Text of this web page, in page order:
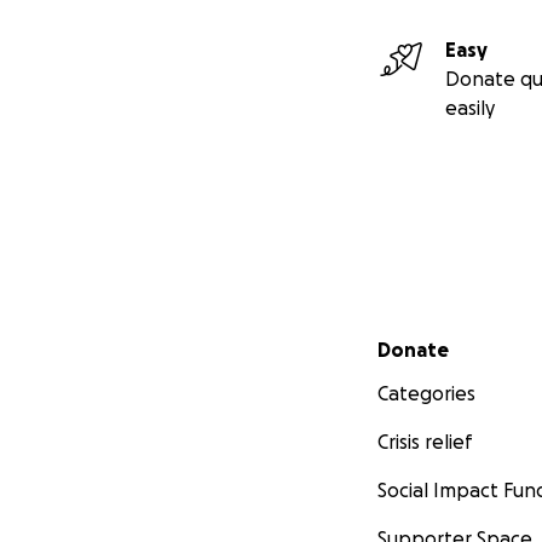
Easy
Donate
easily
Secondary menu
Donate
Categories
Crisis relief
Social Impact